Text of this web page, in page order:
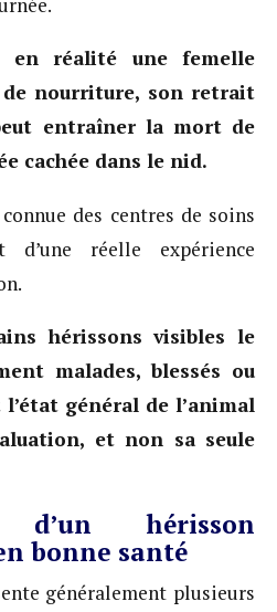
en réalité une femelle
nourriture, son retrait
entraîner la mort de
cachée dans le nid.
des centres de soins
d’une réelle expérience
hérissons visibles le
malades, blessés ou
l’état général de l’animal
et non sa seule
hérisson
bonne santé
généralement plusieurs